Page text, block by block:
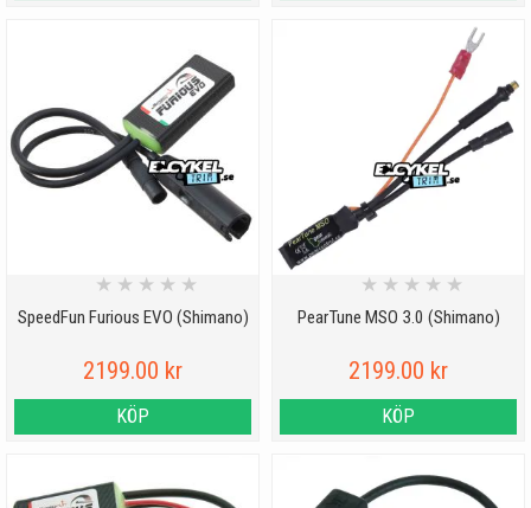
SpeedFun Furious EVO (Shimano)
★ ★ ★ ★ ★
2199.00 kr
KÖP
PearTune MSO 3.0 (Shimano)
★ ★ ★ ★ ★
2199.00 kr
KÖP